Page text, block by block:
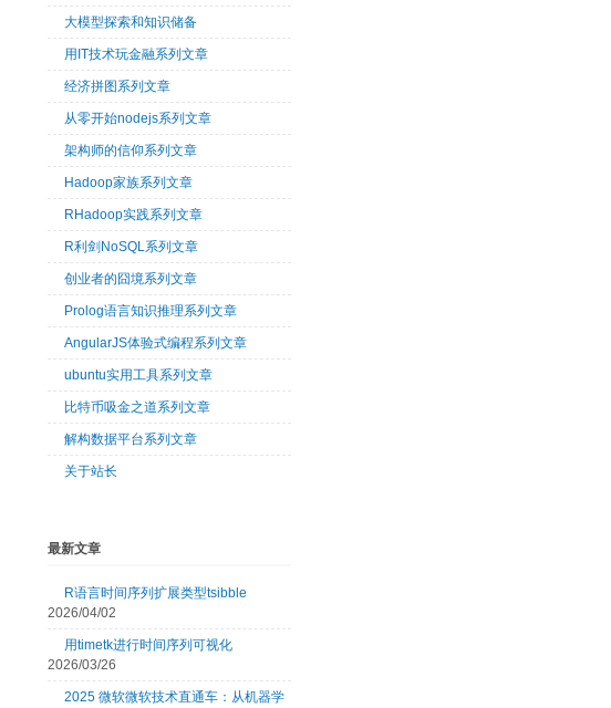
大模型探索和知识储备
用IT技术玩金融系列文章
经济拼图系列文章
从零开始nodejs系列文章
架构师的信仰系列文章
Hadoop家族系列文章
RHadoop实践系列文章
R利剑NoSQL系列文章
创业者的囧境系列文章
Prolog语言知识推理系列文章
AngularJS体验式编程系列文章
ubuntu实用工具系列文章
比特币吸金之道系列文章
解构数据平台系列文章
关于站长
最新文章
R语言时间序列扩展类型tsibble
2026/04/02
用timetk进行时间序列可视化
2026/03/26
2025 微软微软技术直通车：从机器学